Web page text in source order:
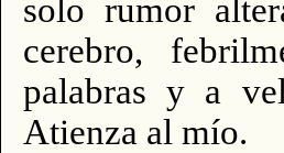
solo rumor
cerebro,
palabras y a
Atienza al mío.